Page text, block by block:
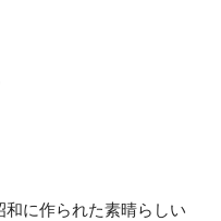
に作られた素晴らしい